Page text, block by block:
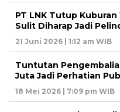
PT LNK Tutup
Sulit Diharap Jadi
21 Juni 2026 | 1:12 am WIB
Tuntutan
Juta Jadi Perhatian
18 Mei 2026 | 7:09 pm WIB